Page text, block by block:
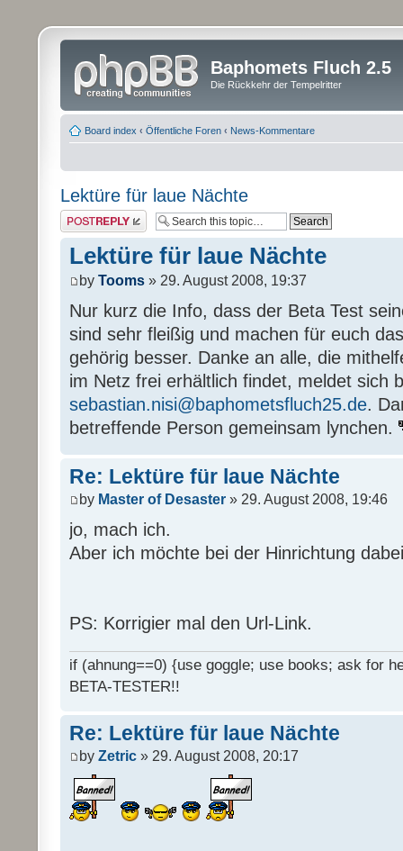
Baphomets Fluch 2.5
Die Rückkehr der Tempelritter
Board index ‹ Öffentliche Foren ‹ News-Kommentare
Lektüre für laue Nächte
Post a reply
Lektüre für laue Nächte
by Tooms » 29. August 2008, 19:37
Nur kurz die Info, dass der Beta Test
sind sehr fleißig und machen für euch
gehörig besser. Danke an alle, die
im Netz frei erhältlich findet, meldet sich
sebastian.nisi@baphometsfluch25.de.
betreffende Person gemeinsam lynchen.
Re: Lektüre für laue Nächte
by Master of Desaster » 29. August 2008, 19:46
jo, mach ich.
Aber ich möchte bei der Hinrichtung
PS: Korrigier mal den Url-Link.
if (ahnung==0) {use goggle; use books; ask for
BETA-TESTER!!
Re: Lektüre für laue Nächte
by Zetric » 29. August 2008, 20:17